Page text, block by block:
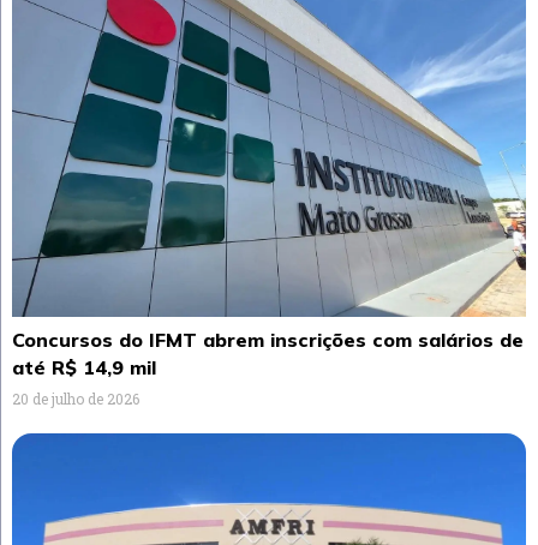
Concursos do IFMT abrem inscrições com salários de
até R$ 14,9 mil
20 de julho de 2026